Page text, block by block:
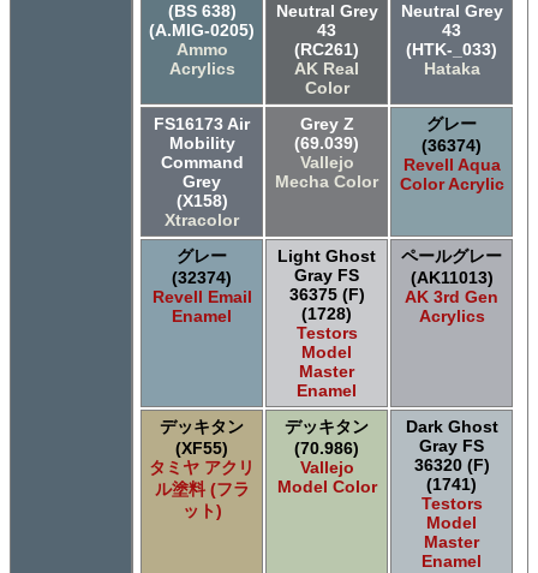
(BS 638)
(A.MIG-0205)
Ammo
Acrylics
Neutral Grey
43
(RC261)
AK Real
Color
Neutral Grey
43
(HTK-_033)
Hataka
FS16173 Air
Mobility
Command
Grey
(X158)
Xtracolor
Grey Z
(69.039)
Vallejo
Mecha Color
グレー
(36374)
Revell Aqua
Color Acrylic
グレー
(32374)
Revell Email
Enamel
Light Ghost
Gray FS
36375 (F)
(1728)
Testors
Model
Master
Enamel
ペールグレー
(AK11013)
AK 3rd Gen
Acrylics
デッキタン
(XF55)
タミヤ アクリ
ル塗料 (フラ
ット)
デッキタン
(70.986)
Vallejo
Model Color
Dark Ghost
Gray FS
36320 (F)
(1741)
Testors
Model
Master
Enamel